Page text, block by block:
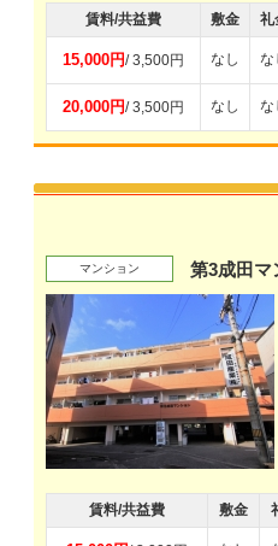
賃料/共益費 敷金 礼
15,000円/ 3,500円 なし な
20,000円/ 3,500円 なし な
マンション 第3成田マ
賃料/共益費 敷金